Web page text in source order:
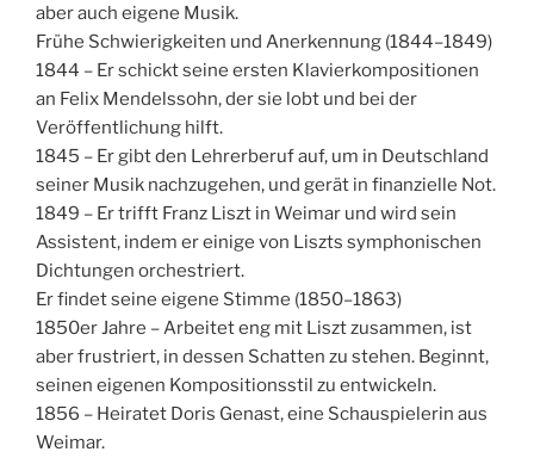
aber auch eigene Musik.
Frühe Schwierigkeiten und Anerkennung (1844–1849)
1844 – Er schickt seine ersten Klavierkompositionen
an Felix Mendelssohn, der sie lobt und bei der
Veröffentlichung hilft.
1845 – Er gibt den Lehrerberuf auf, um in Deutschland
seiner Musik nachzugehen, und gerät in finanzielle Not.
1849 – Er trifft Franz Liszt in Weimar und wird sein
Assistent, indem er einige von Liszts symphonischen
Dichtungen orchestriert.
Er findet seine eigene Stimme (1850–1863)
1850er Jahre – Arbeitet eng mit Liszt zusammen, ist
aber frustriert, in dessen Schatten zu stehen. Beginnt,
seinen eigenen Kompositionsstil zu entwickeln.
1856 – Heiratet Doris Genast, eine Schauspielerin aus
Weimar.